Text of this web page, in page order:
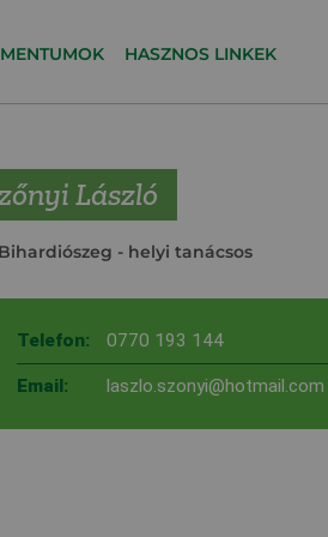
HASZNOS LINKEK
László
Bihardiószeg - helyi tanácsos
Telefon: 0770 193 144
Email: laszlo.szonyi@hotmail.com